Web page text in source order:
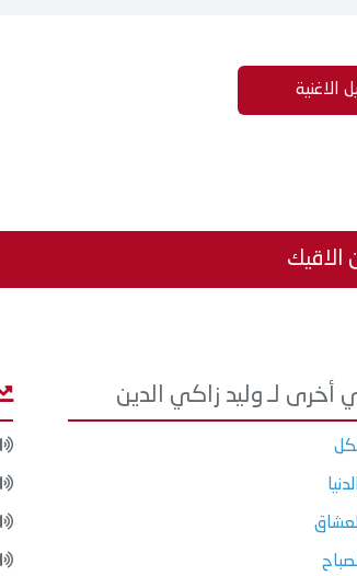
الاغنية
الاقيك
أخرى لـ وليد زاكي الدين